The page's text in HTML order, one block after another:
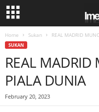
Home Sukan REAL MADRID
SUKAN
REAL MADRID
PIALA DUNIA
February 20, 2023